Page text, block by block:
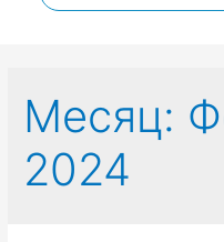
Месяц:
2024